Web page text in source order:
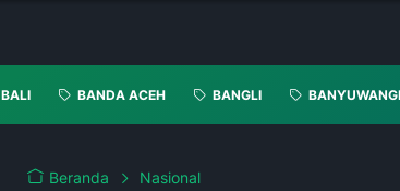
BALI BANDA ACEH BANGLI BANYUWANGI
Beranda Nasional